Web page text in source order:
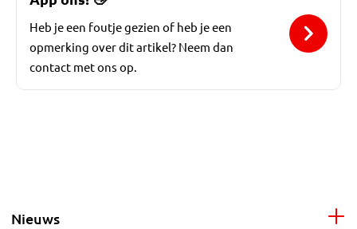
Heb je een foutje gezien of heb je een
opmerking over dit artikel? Neem dan
contact met ons op.
Nieuws